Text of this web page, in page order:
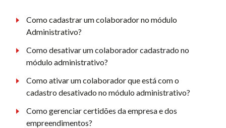
Como cadastrar um colaborador no módulo
Administrativo?
Como desativar um colaborador cadastrado no
módulo administrativo?
Como ativar um colaborador que está com o
cadastro desativado no módulo administrativo?
Como gerenciar certidões da empresa e dos
empreendimentos?